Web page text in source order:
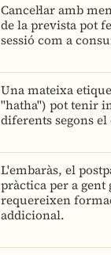
Cancel·lar amb
de la prevista pot
sessió com a
Una mateixa
"hatha") pot tenir
diferents segons el
L'embaràs, el
pràctica per a gent
requereixen
addicional.